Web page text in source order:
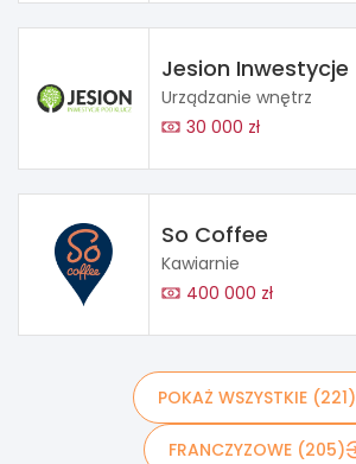
Jesion Inwestycje
Urządzanie wnętrz
30 000 zł
So Coffee
Kawiarnie
400 000 zł
POKAŻ WSZYSTKIE (221)
FRANCZYZOWE (205)